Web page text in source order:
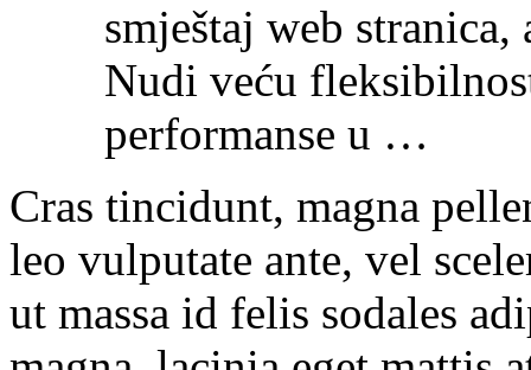
smještaj web
Nudi veću
performanse u …
Cras tincidunt, magna
leo vulputate ante, vel
ut massa id felis sodales